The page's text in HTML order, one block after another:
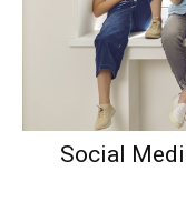
Social